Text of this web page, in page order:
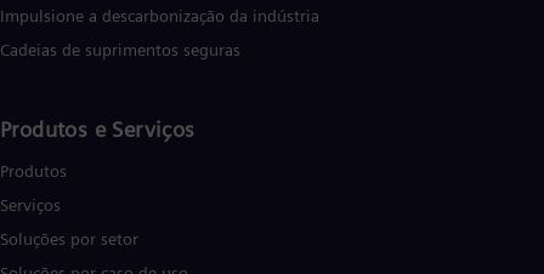
Impulsione a descarbonização da indústria
Cadeias de suprimentos seguras
Produtos e Serviços
Produtos
Serviços
Soluções por setor